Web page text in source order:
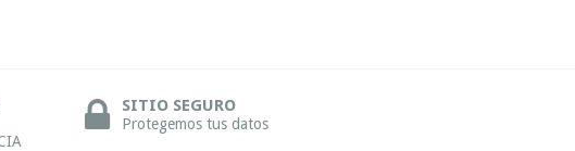
SITIO SEGURO
Protegemos tus datos